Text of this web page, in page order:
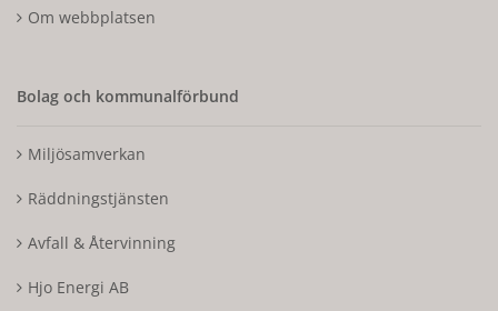
Om webbplatsen
Bolag och kommunalförbund
Miljösamverkan
Räddningstjänsten
Avfall & Återvinning
Hjo Energi AB